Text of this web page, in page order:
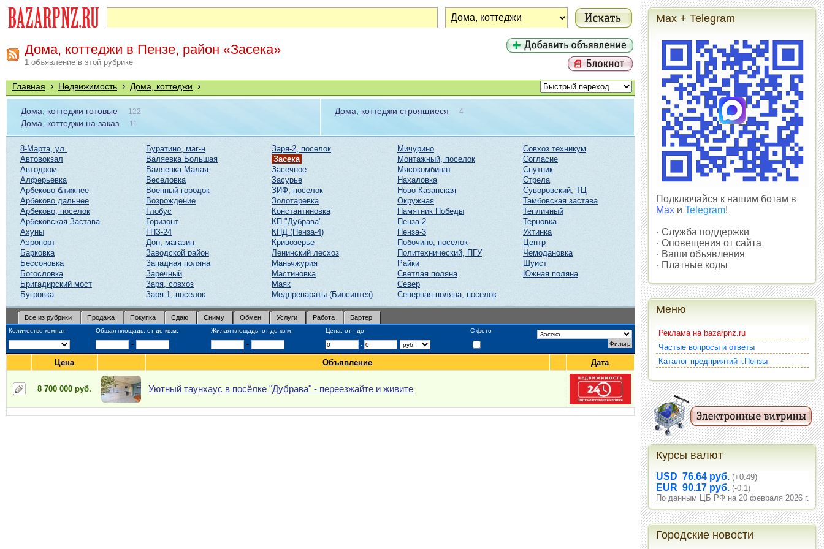
Дома, коттеджи в Пензе, район «Засека»
1 объявление в этой рубрике
Главная › Недвижимость › Дома, коттеджи ›
Дома, коттеджи готовые 122
Дома, коттеджи на заказ 11
Дома, коттеджи строящиеся 4
8-Марта, ул.
Автовокзал
Автодром
Алферьевка
Арбеково ближнее
Арбеково дальнее
Арбеково, поселок
Арбековская Застава
Ахуны
Аэропорт
Барковка
Бессоновка
Богословка
Бригадирский мост
Бугровка
Буратино, маг-н
Валяевка Большая
Валяевка Малая
Веселовка
Военный городок
Возрождение
Глобус
Горизонт
ГПЗ-24
Дон, магазин
Заводской район
Западная поляна
Заречный
Заря, совхоз
Заря-1, поселок
Заря-2, поселок
Засека
Засечное
Засурье
ЗИФ, поселок
Золотаревка
Константиновка
КП "Дубрава"
КПД (Пенза-4)
Кривозерье
Ленинский лесхоз
Маньчжурия
Мастиновка
Маяк
Медпрепараты (Биосинтез)
Мичурино
Монтажный, поселок
Мясокомбинат
Нахаловка
Ново-Казанская
Окружная
Памятник Победы
Пенза-2
Пенза-3
Побочино, поселок
Политехнический, ПГУ
Райки
Светлая поляна
Север
Северная поляна, поселок
Совхоз техникум
Согласие
Спутник
Стрела
Суворовский, ТЦ
Тамбовская застава
Тепличный
Терновка
Ухтинка
Центр
Чемодановка
Шуист
Южная поляна
Все из рубрики Продажа Покупка Сдаю Сниму Обмен Услуги Работа Бартер
Количество комнат Общая площадь, от-до кв.м. Жилая площадь, от-до кв.м. Цена, от - до С фото
- - -
Цена Объявление Дата
8 700 000 руб. Уютный таунхаус в посёлке "Дубрава" - переезжайте и живите
Max + Telegram
Подключайся к нашим ботам в
Max и Telegram!
· Служба поддержки
· Оповещения от сайта
· Ваши объявления
· Платные коды
Меню
Реклама на bazarpnz.ru
Частые вопросы и ответы
Каталог предприятий г.Пензы
Курсы валют
USD 76.64 руб. (+0.49)
EUR 90.17 руб. (-0.1)
По данным ЦБ РФ на 20 февраля 2026 г.
Городские новости